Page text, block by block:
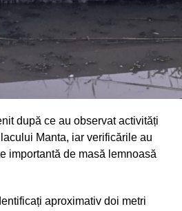
după ce au observat activități
Manta, iar verificările au
importantă de masă lemnoasă
aproximativ doi metri